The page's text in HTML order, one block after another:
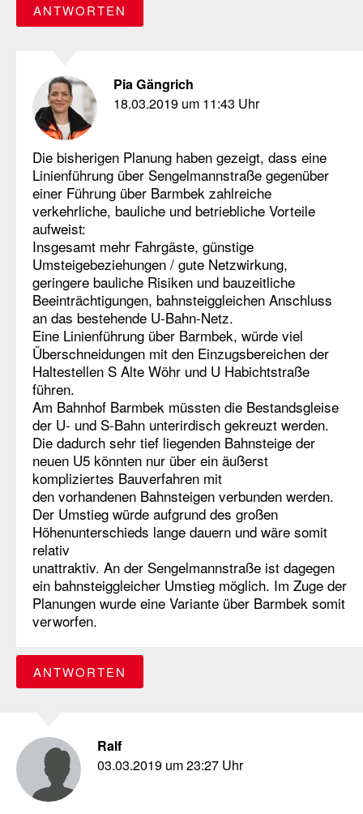
ANTWORTEN
Pia Gängrich
18.03.2019 um 11:43 Uhr
Die bisherigen Planung haben gezeigt, dass eine
Linienführung über Sengelmannstraße gegenüber
einer Führung über Barmbek zahlreiche
verkehrliche, bauliche und betriebliche Vorteile
aufweist:
Insgesamt mehr Fahrgäste, günstige
Umsteigebeziehungen / gute Netzwirkung,
geringere bauliche Risiken und bauzeitliche
Beeinträchtigungen, bahnsteiggleichen Anschluss
an das bestehende U-Bahn-Netz.
Eine Linienführung über Barmbek, würde viel
Überschneidungen mit den Einzugsbereichen der
Haltestellen S Alte Wöhr und U Habichtstraße
führen.
Am Bahnhof Barmbek müssten die Bestandsgleise
der U- und S-Bahn unterirdisch gekreuzt werden.
Die dadurch sehr tief liegenden Bahnsteige der
neuen U5 könnten nur über ein äußerst
kompliziertes Bauverfahren mit
den vorhandenen Bahnsteigen verbunden werden.
Der Umstieg würde aufgrund des großen
Höhenunterschieds lange dauern und wäre somit
relativ
unattraktiv. An der Sengelmannstraße ist dagegen
ein bahnsteiggleicher Umstieg möglich. Im Zuge der
Planungen wurde eine Variante über Barmbek somit
verworfen.
ANTWORTEN
Ralf
03.03.2019 um 23:27 Uhr